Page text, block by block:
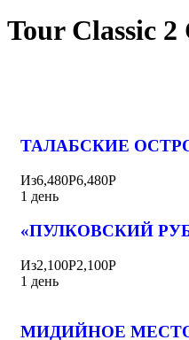
Tour Classic 2
ТАЛАБСКИЕ
Из6,480Р6,480Р
1 день
«ПУЛКОВСКИЙ
Из2,100Р2,100Р
1 день
МИДИЙНОЕ